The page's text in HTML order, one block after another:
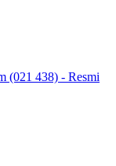
(021 438) - Resmi